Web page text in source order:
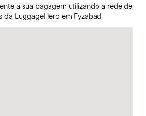
a sua bagagem utilizando a rede de
da LuggageHero em Fyzabad.